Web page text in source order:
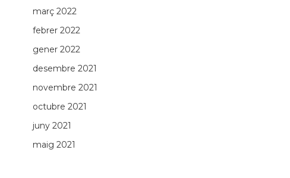
març 2022
febrer 2022
gener 2022
desembre 2021
novembre 2021
octubre 2021
juny 2021
maig 2021